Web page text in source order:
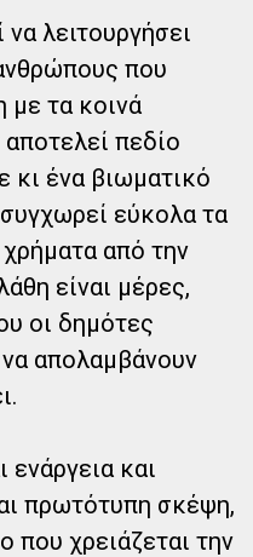
λειτουργήσει
που
με τα κοινά
πεδίο
κι ένα βιωματικό
εύκολα τα
χρήματα από την
είναι μέρες,
οι δημότες
απολαμβάνουν
και
πρωτότυπη σκέψη,
που χρειάζεται την